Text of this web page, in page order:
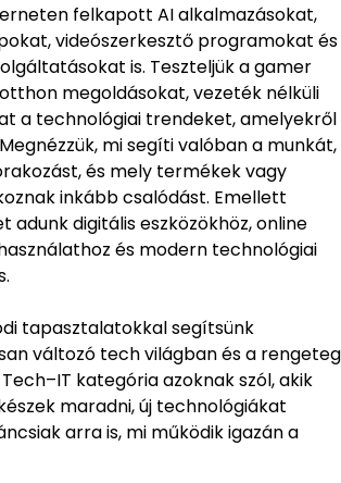
felkapott AI alkalmazásokat,
videószerkesztő programokat és
is. Teszteljük a gamer
megoldásokat, vezeték nélküli
a technológiai trendeket, amelyekről
mi segíti valóban a munkát,
és mely termékek vagy
inkább csalódást. Emellett
adunk digitális eszközökhöz, online
és modern technológiai
tapasztalatokkal segítsünk
változó tech világban és a rengeteg
kategória azoknak szól, akik
maradni, új technológiákat
arra is, mi működik igazán a